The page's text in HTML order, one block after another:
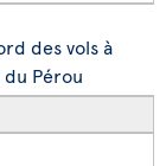
des vols à
Pérou